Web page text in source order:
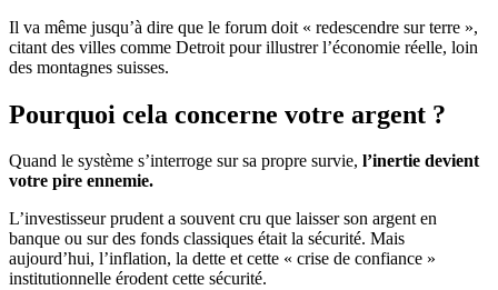
Il va même jusqu’à dire que le forum doit « redescendre sur terre »,
citant des villes comme Detroit pour illustrer l’économie réelle, loin
des montagnes suisses.
Pourquoi cela concerne votre argent ?
Quand le système s’interroge sur sa propre survie, l’inertie devient
votre pire ennemie.
L’investisseur prudent a souvent cru que laisser son argent en
banque ou sur des fonds classiques était la sécurité. Mais
aujourd’hui, l’inflation, la dette et cette « crise de confiance »
institutionnelle érodent cette sécurité.